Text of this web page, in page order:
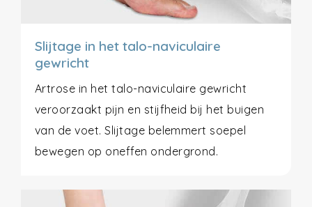
Slijtage in het talo-naviculaire
gewricht
Artrose in het talo-naviculaire gewricht
veroorzaakt pijn en stijfheid bij het buigen
van de voet. Slijtage belemmert soepel
bewegen op oneffen ondergrond.